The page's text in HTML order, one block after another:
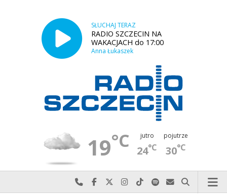
SŁUCHAJ TERAZ
RADIO SZCZECIN NA
WAKACJACH do 17:00
Anna Łukaszek
19°C jutro
24°C
pojutrze
30°C
Najlepiej po prostu do nas zadzwoń
Odwiedź nas na Facebook-u
Odwiedź nas na X
Odwiedź nas na Instagram-ie
Odwiedź nas na TikTok-u
Szukaj nas na Spotify
Wyślij do nas
Szukaj